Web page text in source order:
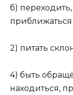
б)
приближаться
2) питать
4) быть
находиться,